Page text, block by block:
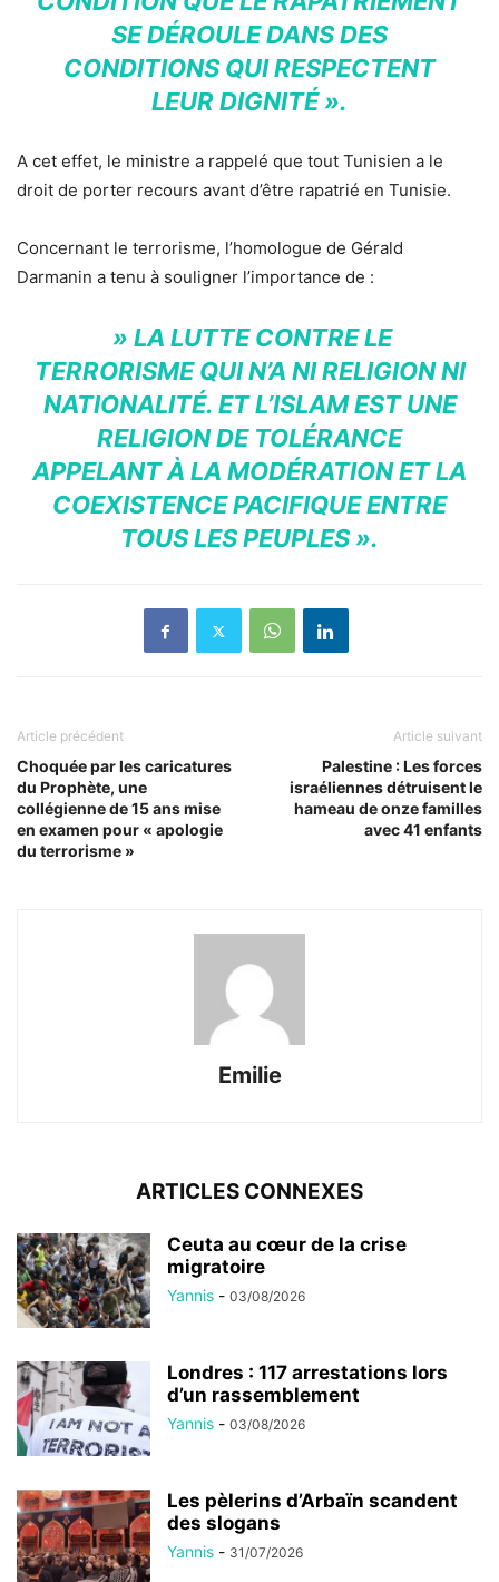
SE DÉROULE DANS DES
CONDITIONS QUI RESPECTENT
LEUR DIGNITÉ ».
A cet effet, le ministre a rappelé que tout Tunisien a le
droit de porter recours avant d’être rapatrié en Tunisie.
Concernant le terrorisme, l’homologue de Gérald
Darmanin a tenu à souligner l’importance de :
» LA LUTTE CONTRE LE
TERRORISME QUI N’A NI RELIGION NI
NATIONALITÉ. ET L’ISLAM EST UNE
RELIGION DE TOLÉRANCE
APPELANT À LA MODÉRATION ET LA
COEXISTENCE PACIFIQUE ENTRE
TOUS LES PEUPLES ».
Article précédent
Choquée par les caricatures
du Prophète, une
collégienne de 15 ans mise
en examen pour « apologie
du terrorisme »
Article suivant
Palestine : Les forces
israéliennes détruisent le
hameau de onze familles
avec 41 enfants
Emilie
ARTICLES CONNEXES
Ceuta au cœur de la crise
migratoire
Yannis - 03/08/2026
Londres : 117 arrestations lors
d’un rassemblement
Yannis - 03/08/2026
Les pèlerins d’Arbaïn scandent
des slogans
Yannis - 31/07/2026